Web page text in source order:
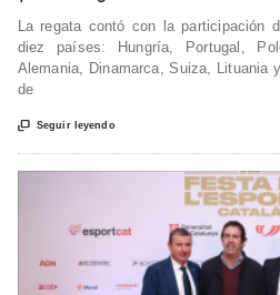
La regata contó con la participación
diez países: Hungría, Portugal,
Alemania, Dinamarca, Suiza, Lituania
de
 Seguir leyendo